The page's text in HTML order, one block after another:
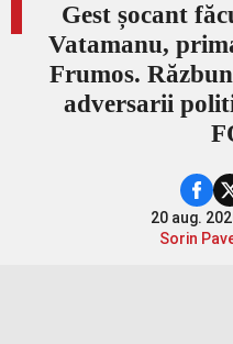
Gest șocant
Vatamanu,
Frumos.
adversarii
20 aug.
Sorin